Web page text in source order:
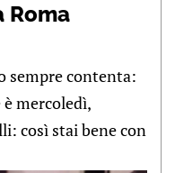
Roma
sempre contenta:
mercoledì,
così stai bene con